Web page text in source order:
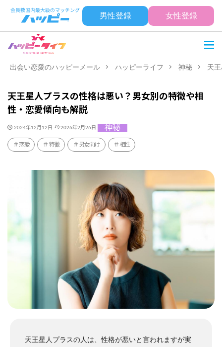
男性登録 女性登録
出会い恋愛のハッピーメール ハッピーライフ 神秘 天
天王星人プラスの性格は悪い？男女別の特徴や相
性・恋愛傾向も解説
2024年12月12日 2026年2月26日 神秘
恋愛 特徴 男女向け 相性
天王星人プラスの人は、性格が悪いと言われますが実